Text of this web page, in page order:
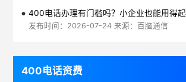
400电话办理有门槛吗？小企业也能用得起
发布时间：2026-07-24 来源：百脑通信
400电话资费